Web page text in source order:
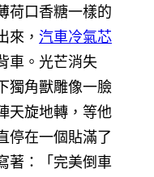
荷口香糖一樣的
來， 汽車冷氣芯
車。光芒消失
獨角獸雕像一臉
天旋地轉，等他
停在一個貼滿了
著：「完美倒車